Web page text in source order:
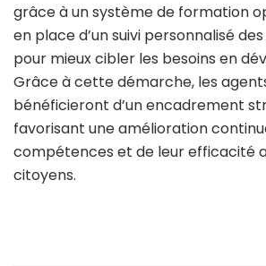
grâce à un système de formation
en place d’un suivi personnalisé
pour mieux cibler les besoins en
Grâce à cette démarche, les
bénéficieront d’un encadrement
favorisant une amélioration
compétences et de leur efficacité
citoyens.